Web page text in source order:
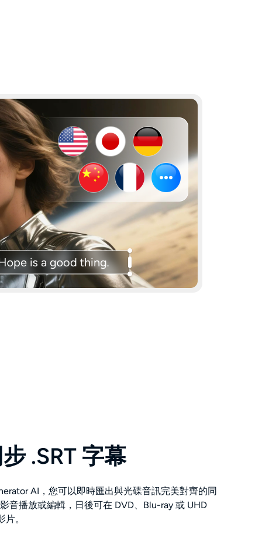
.SRT 字幕
AI，您可以即時匯出與光碟音訊完美對齊的同
音播放或編輯，日後可在 DVD、Blu-ray 或 UHD
。